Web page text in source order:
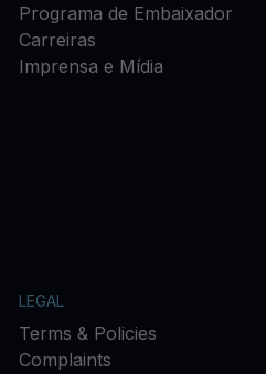
Programa de Embaixador
Carreiras
Imprensa e Mídia
LEGAL
Terms & Policies
Complaints